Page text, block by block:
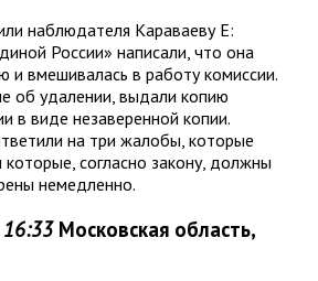
наблюдателя Караваеву Е:
России» написали, что она
вмешивалась в работу комиссии.
об удалении, выдали копию
в виде незаверенной копии.
на три жалобы, которые
согласно закону, должны
немедленно.
16:33Московская область,